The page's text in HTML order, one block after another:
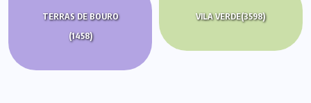
TERRAS DE BOURO
(1458)
VILA VERDE(3598)